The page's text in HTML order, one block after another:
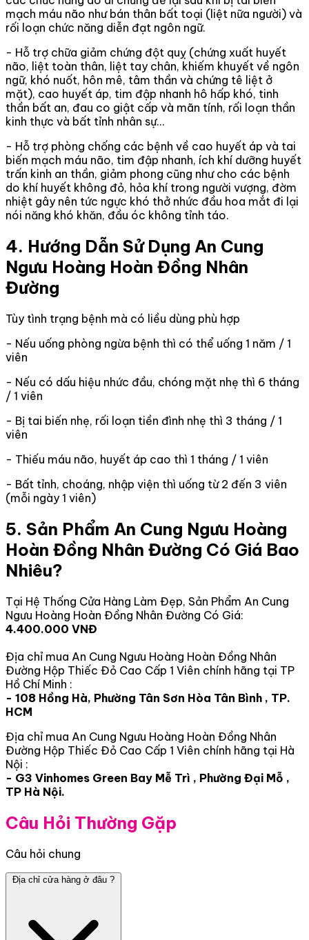
mạch máu não như bán thân bất toại (liệt nữa người) và
rối loạn chức năng diễn đạt ngôn ngữ.
- Hỗ trợ chữa giảm chứng đột quỵ (chứng xuất huyết
não, liệt toàn thân, liệt tay chân, khiếm khuyết về ngôn
ngữ, khó nuốt, hôn mê, tâm thần và chứng tê liệt ở
mặt), cao huyết áp, tim đập nhanh hô hấp khó, tinh
thần bất an, đau co giật cấp và mãn tính, rối loạn thần
kinh thực và bất tỉnh nhân sự...
- Hỗ trợ phòng chống các bệnh về cao huyết áp và tai
biến mạch máu não, tim đập nhanh, ích khí dưỡng huyết
trấn kinh an thần, giảm phong cũng như cho các bệnh
do khí huyết không đỏ, hỏa khí trong người vượng, đờm
nhiệt gây nên tức ngực khó thở nhức đầu hoa mắt đi lại
nói năng khó khăn, đầu óc không tỉnh táo.
4. Hướng Dẫn Sử Dụng An Cung
Ngưu Hoàng Hoàn Đồng Nhân
Đường
Tùy tình trạng bệnh mà có liều dùng phù hợp
- Nếu uống phòng ngừa bệnh thì có thể uống 1 năm / 1
viên
- Nếu có dấu hiệu nhức đầu, chóng mặt nhẹ thì 6 tháng
/ 1 viên
- Bị tai biến nhẹ, rối loạn tiền đình nhẹ thì 3 tháng / 1
viên
- Thiếu máu não, huyết áp cao thì 1 tháng / 1 viên
- Bất tỉnh, choáng, nhập viện thì uống từ 2 đến 3 viên
(mỗi ngày 1 viên)
5. Sản Phẩm An Cung Ngưu Hoàng
Hoàn Đồng Nhân Đường Có Giá Bao
Nhiêu?
Tại Hệ Thống Cửa Hàng Làm Đẹp, Sản Phẩm An Cung
Ngưu Hoàng Hoàn Đồng Nhân Đường Có Giá:
4.400.000 VNĐ
Địa chỉ mua An Cung Ngưu Hoàng Hoàn Đồng Nhân
Đường Hộp Thiếc Đỏ Cao Cấp 1 Viên chính hãng tại TP
Hồ Chí Minh :
- 108 Hồng Hà, Phường Tân Sơn Hòa Tân Bình , TP.
HCM
Địa chỉ mua An Cung Ngưu Hoàng Hoàn Đồng Nhân
Đường Hộp Thiếc Đỏ Cao Cấp 1 Viên chính hãng tại Hà
Nội :
- G3 Vinhomes Green Bay Mễ Trì , Phường Đại Mỗ ,
TP Hà Nội.
Câu Hỏi Thường Gặp
Câu hỏi chung
Địa chỉ cửa hàng ở đâu ?